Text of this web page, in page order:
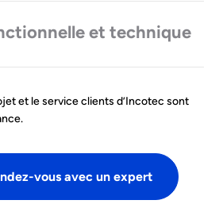
et technique
et le service clients d’Incotec sont
vous avec un expert